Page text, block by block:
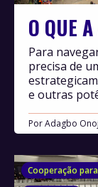
O QUE
PorAdagbo
Para
precisa de
e outras
Cooperação